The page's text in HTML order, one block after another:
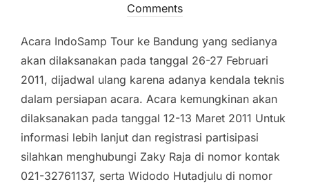
on
Comments
Acara IndoSamp Tour ke Bandung yang sedianya
akan dilaksanakan pada tanggal 26-27 Februari
2011, dijadwal ulang karena adanya kendala teknis
dalam persiapan acara. Acara kemungkinan akan
dilaksanakan pada tanggal 12-13 Maret 2011 Untuk
informasi lebih lanjut dan registrasi partisipasi
silahkan menghubungi Zaky Raja di nomor kontak
021-32761137, serta Widodo Hutadjulu di nomor